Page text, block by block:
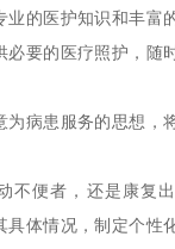
业的医护知识和丰富
必要的医疗照护，随
为病患服务的思想，
不便者，还是康复
具体情况，制定个性